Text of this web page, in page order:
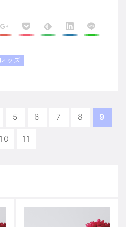
ッズ
5 6 7 8 9
10 11